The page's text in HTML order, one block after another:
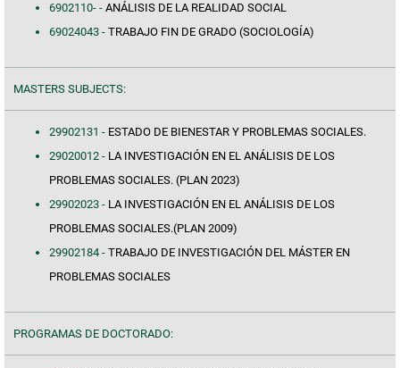
6902110- - ANÁLISIS DE LA REALIDAD SOCIAL
69024043 - TRABAJO FIN DE GRADO (SOCIOLOGÍA)
MASTERS SUBJECTS:
29902131 - ESTADO DE BIENESTAR Y PROBLEMAS SOCIALES.
29020012 - LA INVESTIGACIÓN EN EL ANÁLISIS DE LOS
PROBLEMAS SOCIALES. (PLAN 2023)
29902023 - LA INVESTIGACIÓN EN EL ANÁLISIS DE LOS
PROBLEMAS SOCIALES.(PLAN 2009)
29902184 - TRABAJO DE INVESTIGACIÓN DEL MÁSTER EN
PROBLEMAS SOCIALES
PROGRAMAS DE DOCTORADO: